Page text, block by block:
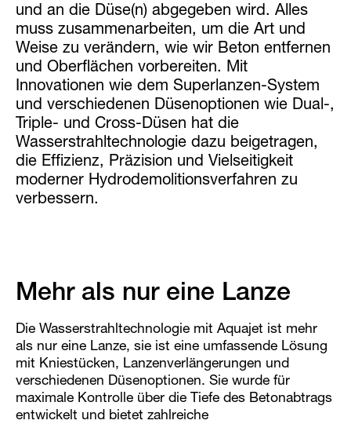
und an die Düse(n) abgegeben wird. Alles
muss zusammenarbeiten, um die Art und
Weise zu verändern, wie wir Beton entfernen
und Oberflächen vorbereiten. Mit
Innovationen wie dem Superlanzen-System
und verschiedenen Düsenoptionen wie Dual-,
Triple- und Cross-Düsen hat die
Wasserstrahltechnologie dazu beigetragen,
die Effizienz, Präzision und Vielseitigkeit
moderner Hydrodemolitionsverfahren zu
verbessern.
Mehr als nur eine Lanze
Die Wasserstrahltechnologie mit Aquajet ist mehr
als nur eine Lanze, sie ist eine umfassende Lösung
mit Kniestücken, Lanzenverlängerungen und
verschiedenen Düsenoptionen. Sie wurde für
maximale Kontrolle über die Tiefe des Betonabtrags
entwickelt und bietet zahlreiche